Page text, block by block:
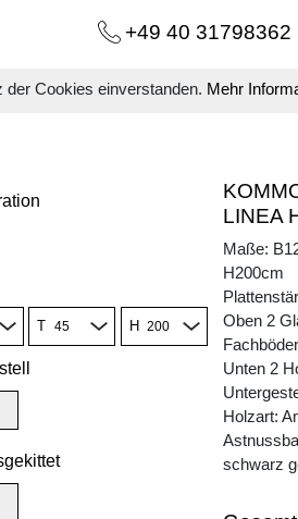
Cookies einverstanden. Mehr
+49 40 31798362
T H
LINEA
Maße:
H200cm
Oben 2
Unten 2
Holzart:
schwarz